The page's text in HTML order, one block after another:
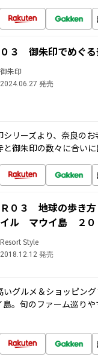
０３ 御朱印でめぐる
御朱印
2024.06.27 発売
リーズより、奈良の
御朱印の数々に合い
Ｒ０３ 地球の歩き
イル マウイ島 ２０
Resort Style
2018.12.12 発売
グルメ＆ショッピン
。旬のファーム巡り